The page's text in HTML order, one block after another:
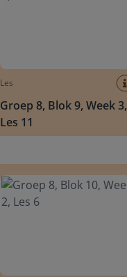
Les
Groep 8, Blok 9, Week 3,
Les 11